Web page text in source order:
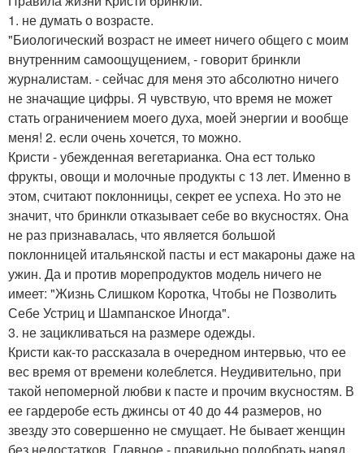
1. не думать о возрасте.
"Биологический возраст не имеет ничего общего с моим
внутренним самоощущением, - говорит бринкли
журналистам. - сейчас для меня это абсолютно ничего
не значащие цифры. Я чувствую, что время не может
стать ограничением моего духа, моей энергии и вообще
меня! 2. если очень хочется, то можно.
Кристи - убежденная вегетарианка. Она ест только
фрукты, овощи и молочные продукты с 13 лет. Именно в
этом, считают поклонницы, секрет ее успеха. Но это не
значит, что бринкли отказывает себе во вкусностях. Она
не раз признавалась, что является большой
поклонницей итальянской пасты и ест макароны даже на
ужин. Да и против морепродуктов модель ничего не
имеет: "Жизнь Слишком Коротка, Чтобы не Позволить
Себе Устриц и Шампанское Иногда".
3. не зацикливаться на размере одежды.
Кристи как-то рассказала в очередном интервью, что ее
вес время от времени колеблется. Неудивительно, при
такой непомерной любви к пасте и прочим вкусностям. В
ее гардеробе есть джинсы от 40 до 44 размеров, но
звезду это совершенно не смущает. Не бывает женщин